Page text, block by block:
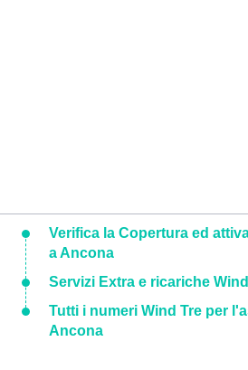
Verifica la Copertura ed
a Ancona
Servizi Extra e ricariche
Tutti i numeri Wind Tre per
Ancona